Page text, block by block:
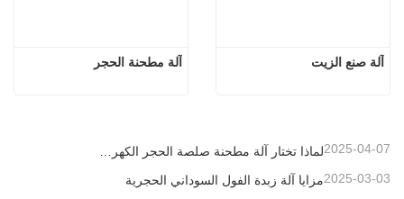
آلة مطحنة الحجر آلة صنع الزيت
2025-04-07
مزايا آلة زبدة الفول السوداني الحجرية2025-03-03